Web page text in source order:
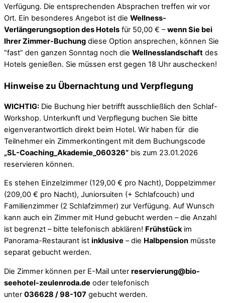
Verfügung. Die entsprechenden Absprachen treffen wir vor
Ort. Ein besonderes Angebot ist die Wellness-
Verlängerungsoption des Hotels für 50,00 € –wenn Sie bei
Ihrer Zimmer-Buchung diese Option ansprechen, können Sie
“fast” den ganzen Sonntag noch die Wellnesslandschaft des
Hotels genießen. Sie müssen erst gegen 18 Uhr auschecken!
Hinweise zu Übernachtung und Verpflegung
WICHTIG: Die Buchung hier betrifft ausschließlich den Schlaf-
Workshop. Unterkunft und Verpflegung buchen Sie bitte
eigenverantwortlich direkt beim Hotel. Wir haben für die
Teilnehmer ein Zimmerkontingent mit dem Buchungscode
„SL-Coaching_Akademie_060326“ bis zum 23.01.2026
reservieren können.
Es stehen Einzelzimmer (129,00 € pro Nacht), Doppelzimmer
(209,00 € pro Nacht), Juniorsuiten (+ Schlafcouch) und
Familienzimmer (2 Schlafzimmer) zur Verfügung. Auf Wunsch
kann auch ein Zimmer mit Hund gebucht werden – die Anzahl
ist begrenzt – bitte telefonisch abklären! Frühstückim
Panorama-Restaurant ist inklusive – die Halbpension müsste
separat gebucht werden.
Die Zimmer können per E-Mail unter reservierung@bio-
seehotel-zeulenroda.de oder telefonisch
unter 036628 / 98-107 gebucht werden.